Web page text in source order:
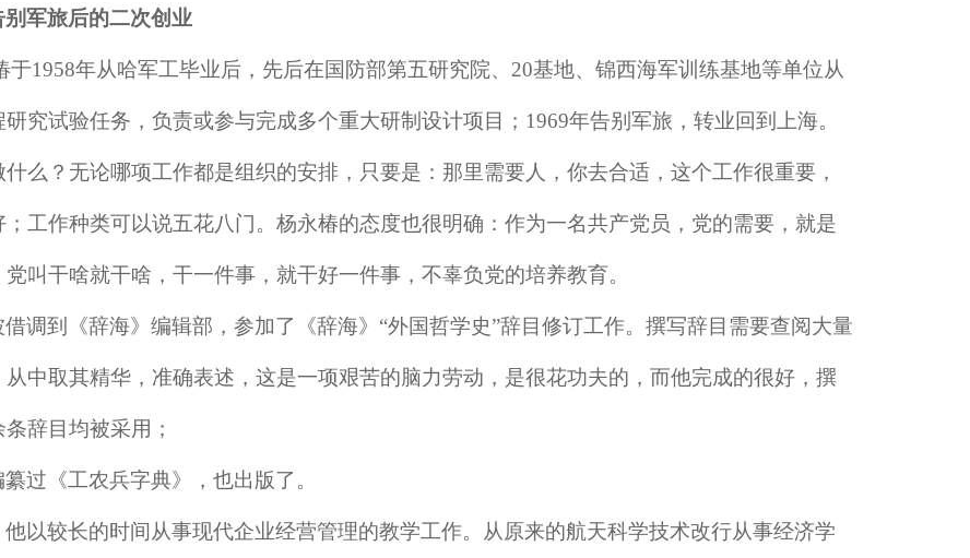
别军旅后的二次创业
于1958年从哈军工毕业后，先后在国防部第五研究院、20基地、锦西海军训练基地等单位从
究试验任务，负责或参与完成多个重大研制设计项目；1969年告别军旅，转业回到上海。
么？无论哪项工作都是组织的安排，只要是：那里需要人，你去合适，这个工作很重要，
；工作种类可以说五花八门。杨永椿的态度也很明确：作为一名共产党员，党的需要，就是
叫干啥就干啥，干一件事，就干好一件事，不辜负党的培养教育。
调到《辞海》编辑部，参加了《辞海》 “外国哲学史”辞目修订工作。撰写辞目需要查阅大量
从中取其精华，准确表述，这是一项艰苦的脑力劳动，是很花功夫的，而他完成的很好，撰
辞目均被采用；
过《工农兵字典》，也出版了。
他以较长的时间从事现代企业经营管理的教学工作。从原来的航天科学技术改行从事经济学